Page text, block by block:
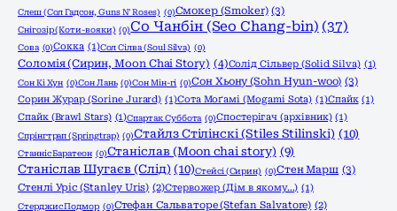
Слеш (Сол Гадсон, Guns N' Roses) (0)Смокер (Smoker) (3)
Снігозір (Коти-вояки) (0)Со Чанбін (Seo Chang-bin) (37)
Сова (0)Сокка (1)Сол Сілва (Soul Silva) (0)
Соломія (Сирин, Moon Chai Story) (4)Солід Сільвер (Solid Silva) (1)
Сон Кі Хун (0)Сон Лань (0)Сон Мін-гі (0)Сон Хьону (Sohn Hyun-woo) (3)
Сорин Журар (Sorine Jurard) (1)Сота Моґамі (Mogami Sota) (1)Спайк (1)
Спайк (Brawl Stars) (1)Спартак Суббота (0)Спостерігач (архівник) (1)
Спрінгтрап (Springtrap) (0)Стайлз Стілінскі (Stiles Stilinski) (10)
Станніс Баратеон (0)Станіслав (Moon chai story) (9)
Станіслав Шугаєв (Слід) (10)Стейсі (Сирин) (0)Стен Марш (3)
Стенлі Уріс (Stanley Uris) (2)Стервожер (Дім в якому…) (1)
Стерджис Подмор (0)Стефан Сальваторе (Stefan Salvatore) (2)